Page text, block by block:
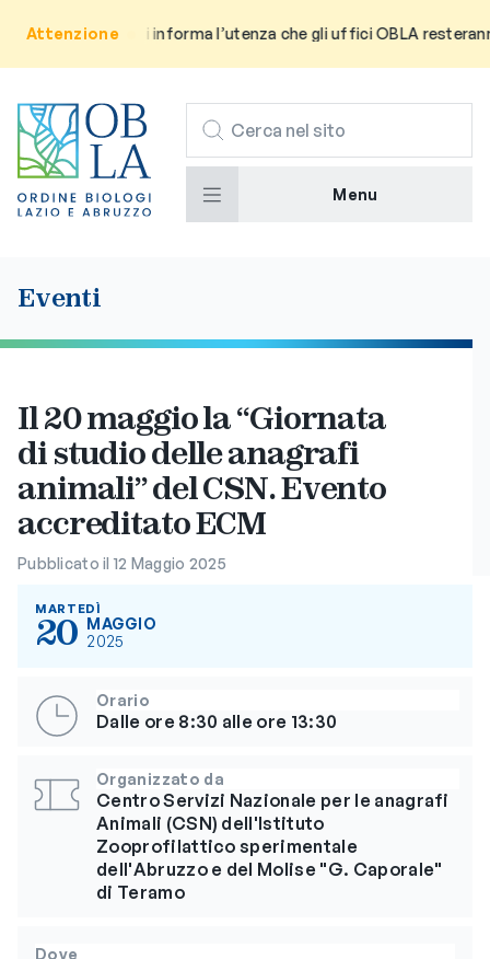
Attenzione
Avviso: Si informa l’utenza che gli uffici OBLA resteranno
CERCA
Menu
Eventi
Il 20 maggio la “Giornata
di studio delle anagrafi
animali” del CSN. Evento
accreditato ECM
Pubblicato il 12 Maggio 2025
MARTEDÌ
20 MAGGIO
2025
Orario
Dalle ore 8:30 alle ore 13:30
Organizzato da
Centro Servizi Nazionale per le anagrafi
Animali (CSN) dell'Istituto
Zooprofilattico sperimentale
dell'Abruzzo e del Molise "G. Caporale"
di Teramo
Dove